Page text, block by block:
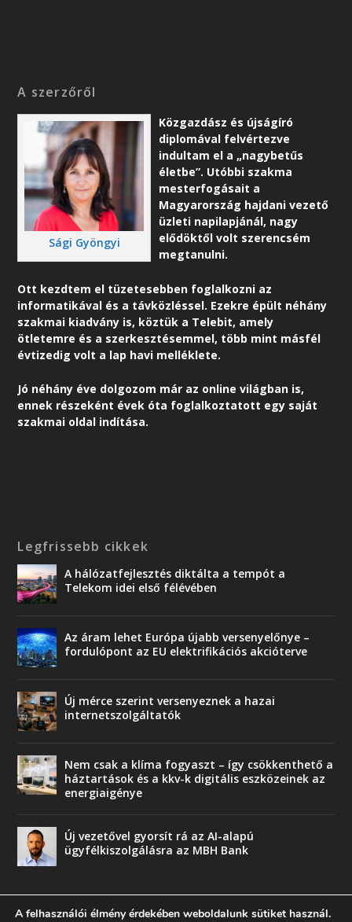
A szerzőről
Sági Gyöngyi
Közgazdász és újságíró
diplomával felvértezve
indultam el a „nagybetűs
életbe”. Utóbbi szakma
mesterfogásait a
Magyarország hajdani vezető
üzleti napilapjánál, nagy
elődöktől volt szerencsém
megtanulni.
Ott kezdtem el tüzetesebben foglalkozni az
informatikával és a távközléssel. Ezekre épült néhány
szakmai kiadvány is, köztük a Telebit, amely
ötletemre és a szerkesztésemmel, több mint másfél
évtizedig volt a lap havi melléklete.
Jó néhány éve dolgozom már az online világban is,
ennek részeként évek óta foglalkoztatott egy saját
szakmai oldal indítása.
Legfrissebb cikkek
A hálózatfejlesztés diktálta a tempót a
Telekom idei első félévében
Az áram lehet Európa újabb versenyelőnye –
fordulópont az EU elektrifikációs akcióterve
Új mérce szerint versenyeznek a hazai
internetszolgáltatók
Nem csak a klíma fogyaszt – így csökkenthető a
háztartások és a kkv-k digitális eszközeinek az
energiaigénye
Új vezetővel gyorsít rá az AI-alapú
ügyfélkiszolgálásra az MBH Bank
A felhasználói élmény érdekében weboldalunk sütiket használ.